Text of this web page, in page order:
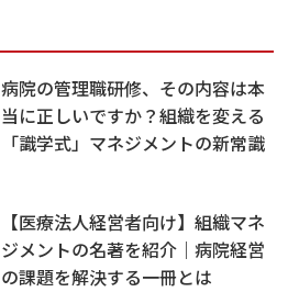
病院の管理職研修、その内容は本
当に正しいですか？組織を変える
「識学式」マネジメントの新常識
【医療法人経営者向け】組織マネ
ジメントの名著を紹介｜病院経営
の課題を解決する一冊とは